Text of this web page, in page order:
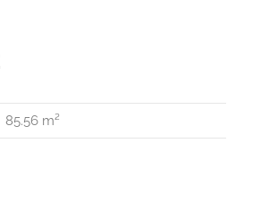
85.56 m²